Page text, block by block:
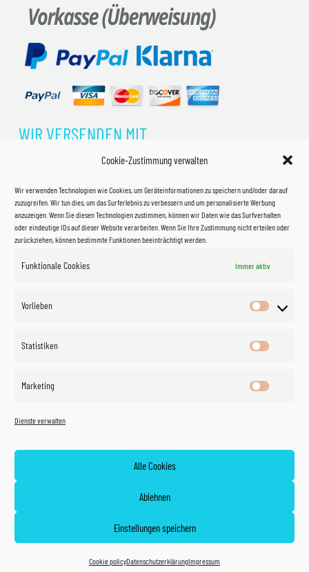
Cookie-Zustimmung verwalten
Wir verwenden Technologien wie Cookies, um Geräteinformationen zu speichern und/oder darauf
zuzugreifen. Wir tun dies, um das Surferlebnis zu verbessern und um personalisierte Werbung
anzuzeigen. Wenn Sie diesen Technologien zustimmen, können wir Daten wie das Surfverhalten
oder eindeutige IDs auf dieser Website verarbeiten. Wenn Sie Ihre Zustimmung nicht erteilen oder
zurückziehen, können bestimmte Funktionen beeinträchtigt werden.
Funktionale Cookies Immer aktiv
Vorlieben
Vorlieben
Statistiken
Marketing
Dienste verwalten
Alle Cookies
Ablehnen
Einstellungen speichern
Cookie policyDatenschutzerklärungImpressum
WIR VERSENDEN MIT
©
Cookie policy (EU)